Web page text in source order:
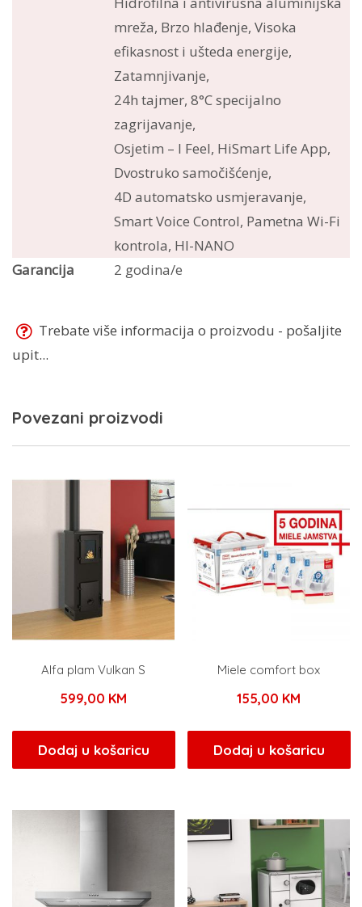
mreža, Brzo hlađenje, Visoka
efikasnost i ušteda energije,
Zatamnjivanje,
24h tajmer, 8°C specijalno
zagrijavanje,
Osjetim – I Feel, HiSmart Life App,
Dvostruko samočišćenje,
4D automatsko usmjeravanje,
Smart Voice Control, Pametna Wi-Fi
kontrola, HI-NANO
Garancija
2 godina/e
Trebate više informacija o proizvodu - pošaljite
upit...
Povezani proizvodi
Alfa plam Vulkan S
599,00 KM
Dodaj u košaricu
Miele comfort box
155,00 KM
Dodaj u košaricu